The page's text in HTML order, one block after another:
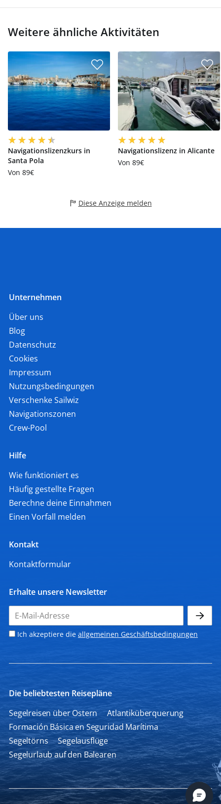
Weitere ähnliche Aktivitäten
Navigationslizenzkurs in
Santa Pola
Von 89€
Navigationslizenz in Alicante
Von 89€
Diese Anzeige melden
Unternehmen
Über uns
Blog
Datenschutz
Cookies
Impressum
Nutzungsbedingungen
Verschenke Sailwiz
Navigationszonen
Crew-Pool
Hilfe
Wie funktioniert es
Häufig gestellte Fragen
Berechne deine Einnahmen
Einen Vorfall melden
Kontakt
Kontaktformular
Erhalte unsere Newsletter
Ich akzeptiere die allgemeinen Geschäftsbedingungen
Die beliebtesten Reisepläne
Segelreisen über Ostern
Atlantiküberquerung
Formación Básica en Seguridad Marítima
Segeltörns
Segelausflüge
Segelurlaub auf den Balearen